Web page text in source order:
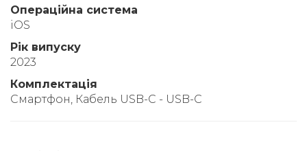
Операційна система
iOS
Рік випуску
2023
Комплектація
Смартфон, Кабель USB-C - USB-C